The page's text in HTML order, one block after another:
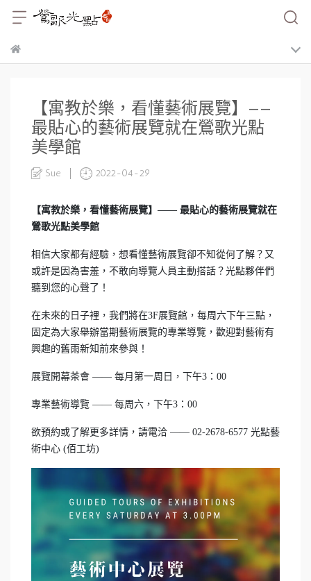
【寓教於樂，看懂藝術展覽】——
最貼心的藝術展覽就在鶯歌光點
美學館
Sue 2022-04-29
【寓教於樂，看懂藝術展覽】—— 最貼心的藝術展覽就在
鶯歌光點美學館
相信大家都有經驗，想看懂藝術展覽卻不知從何了解？又
或許是因為害羞，不敢向導覽人員主動搭話？光點夥伴們
聽到您的心聲了！
在未來的日子裡，我們將在3F展覽館，每周六下午三點，
固定為大家舉辦當期藝術展覽的專業導覽，歡迎對藝術有
興趣的舊雨新知前來參與！
展覽開幕茶會 —— 每月第一周日，下午3：00
專業藝術導覽 —— 每周六，下午3：00
欲預約或了解更多詳情，請電洽 —— 02-2678-6577 光點藝
術中心 (佰工坊)